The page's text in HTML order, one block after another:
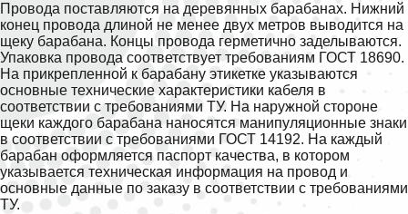
Провода поставляются на деревянных барабанах. Нижний
конец провода длиной не менее двух метров выводится на
щеку барабана. Концы провода герметично заделываются.
Упаковка провода соответствует требованиям ГОСТ 18690.
На прикрепленной к барабану этикетке указываются
основные технические характеристики кабеля в
соответствии с требованиями ТУ. На наружной стороне
щеки каждого барабана наносятся манипуляционные знаки
в соответствии с требованиями ГОСТ 14192. На каждый
барабан оформляется паспорт качества, в котором
указывается техническая информация на провод и
основные данные по заказу в соответствии с требованиями
ТУ.